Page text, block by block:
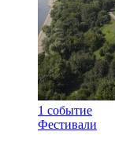
1 событие
Фестивали